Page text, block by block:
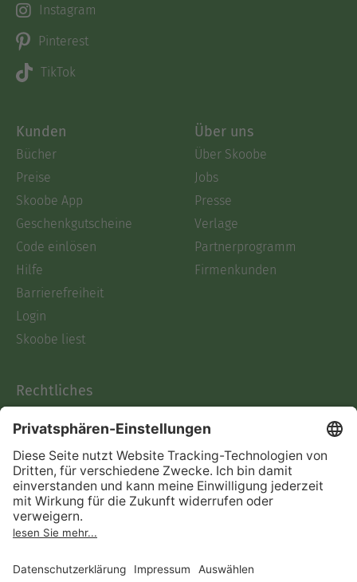
Instagram
Pinterest
TikTok
Kunden
Bücher
Preise
Skoobe App
Geschenkgutscheine
Code einlösen
Hilfe
Barrierefreiheit
Login
Skoobe liest
Über uns
Über Skoobe
Jobs
Presse
Verlage
Partnerprogramm
Firmenkunden
Rechtliches
AGB
Informationen nach Data
Act
Verträge hier kündigen
Impressum